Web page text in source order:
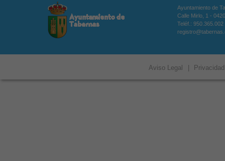
Ayuntamiento de
Calle Mirlo, 1 -
Teléf.:
Aviso Legal | Privacidad